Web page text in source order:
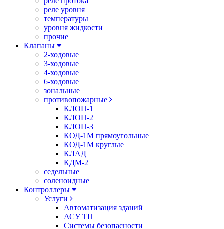
реле уровня
температуры
уровня жидкости
прочие
Клапаны
2-ходовые
3-ходовые
4-ходовые
6-ходовые
зональные
противопожарные
КЛОП-1
КЛОП-2
КЛОП-3
КОД-1М прямоугольные
КОД-1М круглые
КЛАД
КДМ-2
седельные
соленоидные
Контроллеры
Услуги
Автоматизация зданий
АСУ ТП
Системы безопасности